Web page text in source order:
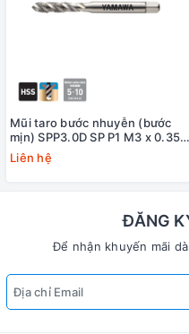
Mũi taro bước nhuyễn (bước
mịn) SPP3.0D SP P1 M3 x 0.35
Yamawa
Liên hệ
ĐĂNG
Để nhận khuyến mãi